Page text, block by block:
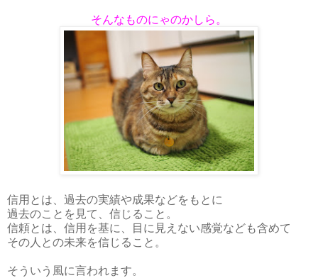
そんなものにゃのかしら。
信用とは、過去の実績や成果などをもとに
過去のことを見て、信じること。
信頼とは、信用を基に、目に見えない感覚なども含めて
その人との未来を信じること。
そういう風に言われます。